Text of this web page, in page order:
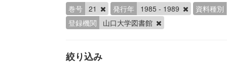
巻号 21 発行年 1985 - 1989
資料種別
登録機関
山口大学図書館
絞り込み